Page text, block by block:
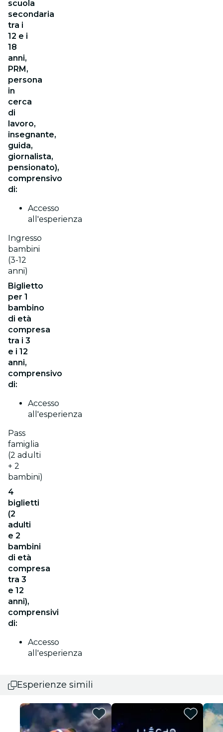
scuola
secondaria
tra i
12 e i
18
anni,
PRM,
persona
in
cerca
di
lavoro,
insegnante,
guida,
giornalista,
pensionato),
comprensivo
di:
Accesso
all'esperienza
Ingresso
bambini
(3-12
anni)
Biglietto
per 1
bambino
di età
compresa
tra i 3
e i 12
anni,
comprensivo
di:
Accesso
all'esperienza
Pass
famiglia
(2 adulti
+ 2
bambini)
4
biglietti
(2
adulti
e 2
bambini
di età
compresa
tra 3
e 12
anni),
comprensivi
di:
Accesso
all'esperienza
Esperienze simili